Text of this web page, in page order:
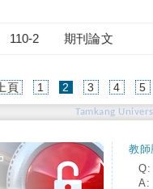
110-2 期刊論文
上頁 1 2 (current)
3 4 5
Tamkang
教師
Q:
A: